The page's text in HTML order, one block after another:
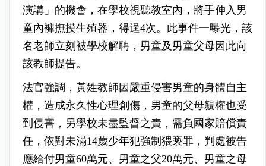
演講」的機會，在學校視聽教室內，將手伸入男
童內褲撫摸生殖器，得逞4次。此事件一曝光，該
名老師立刻被學校解聘，男童及男童父母因此向
該教師提告。
法官強調，黃姓教師因嚴重侵害男童的身體自主
權，造成永久性心理創傷，男童的父母親權也受
到侵害，另學校未盡監督之責，需負國家賠償責
任，依對未滿14歲少年犯強制猥亵罪， 判處被告
應給付男童60萬元、男童之父20萬元、男童之母